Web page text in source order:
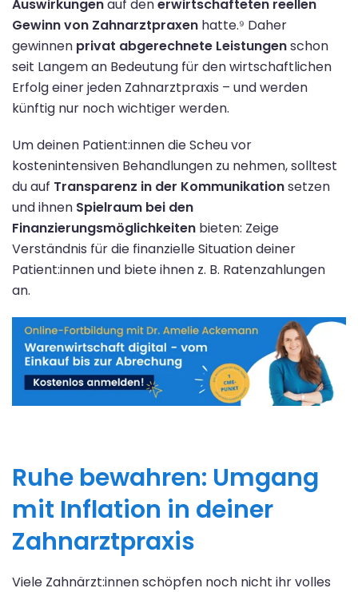
Auswirkungenauf denerwirtschafteten reellen
Gewinn von Zahnarztpraxen hatte.⁹ Daher
gewinnen privat abgerechnete Leistungenschon
seit Langem an Bedeutung für den wirtschaftlichen
Erfolg einer jeden Zahnarztpraxis – und werden
künftig nur noch wichtiger werden.
Um deinen Patient:innen die Scheu vor
kostenintensiven Behandlungen zu nehmen, solltest
du auf Transparenz in der Kommunikationsetzen
und ihnen Spielraum bei den
Finanzierungsmöglichkeiten bieten: Zeige
Verständnis für die finanzielle Situation deiner
Patient:innen und biete ihnen z. B. Ratenzahlungen
an.
Ruhe bewahren: Umgang
mit Inflation in deiner
Zahnarztpraxis
Viele Zahnärzt:innen schöpfen noch nicht ihr volles